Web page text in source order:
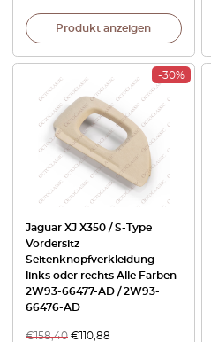
Produkt anzeigen
-30%
Jaguar XJ X350 / S-Type
Vordersitz
Seitenknopfverkleidung
links oder rechts Alle Farben
2W93-66477-AD / 2W93-
66476-AD
€158,40 €110,88